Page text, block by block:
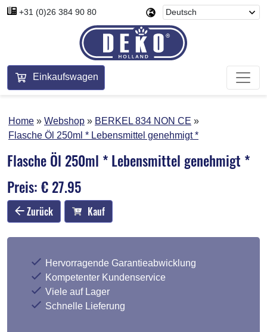
+31 (0)26 384 90 80
Einkaufswagen
Home Webshop
BERKEL 834 NON CE
Flasche Öl 250ml * Lebensmittel genehmigt *
Flasche Öl 250ml * Lebensmittel genehmigt *
Preis: € 27.95
Zurück Kauf
Hervorragende Garantieabwicklung
Kompetenter Kundenservice
Viele auf Lager
Schnelle Lieferung